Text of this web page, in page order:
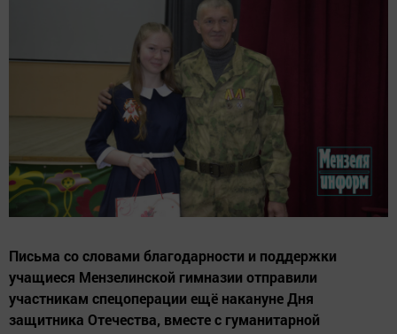
Письма со словами благодарности и поддержки
учащиеся Мензелинской гимназии отправили
участникам спецоперации ещё накануне Дня
защитника Отечества, вместе с гуманитарной